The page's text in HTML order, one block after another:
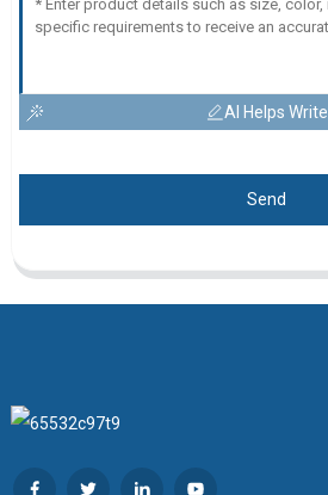
AI Helps Write
Send